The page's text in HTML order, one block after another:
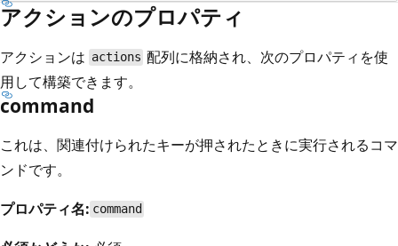
アクションのプロパティ
アクションは actions 配列に格納され、次のプロパティを使
用して構築できます。
command
これは、関連付けられたキーが押されたときに実行されるコマ
ンドです。
プロパティ名: command